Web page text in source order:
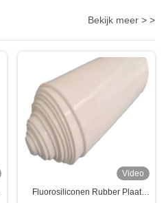
Bekijk meer > >
Video
Fluorosiliconen Rubber Plaat